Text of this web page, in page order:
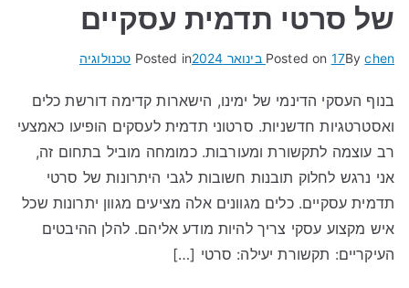
של סרטי תדמית עסקיים
Bychen
Posted on 17 בינואר 2024 Posted in טכנולוגיה
בנוף העסקי הדינמי של ימינו, הישארות קדימה דורשת כלים
ואסטרטגיות חדשניות. סרטוני תדמית לעסקים הופיעו כאמצעי
רב עוצמה לתקשורת ומעורבות. כמומחה מוביל בתחום זה,
אני נרגש לחלוק תובנות חשובות לגבי היתרונות של סרטי
תדמית עסקיים. כלים מגוונים אלה מציעים מגוון יתרונות שכל
איש מקצוע עסקי צריך להיות מודע אליהם. להלן ההיבטים
העיקריים: תקשורת יעילה: סרטי […]